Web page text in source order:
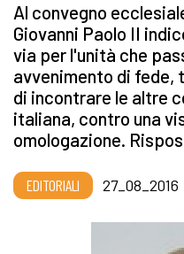
Al convegno
Giovanni Paolo II
via per l'unità che
avvenimento di fede,
di incontrare le altre
italiana, contro una
omologazione.
EDITORIALI 27_08_2016